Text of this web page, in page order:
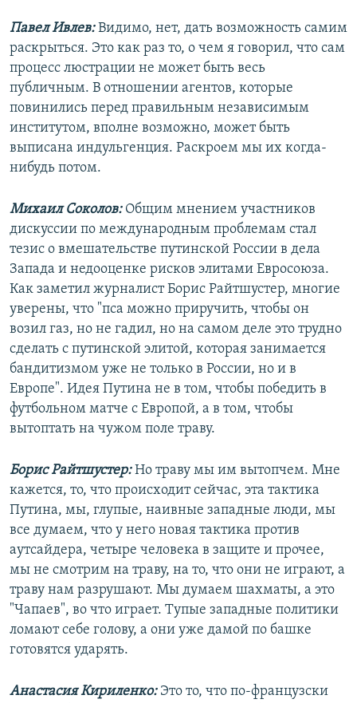
Павел Ивлев:Видимо, нет, дать возможность самим
раскрыться. Это как раз то, о чем я говорил, что сам
процесс люстрации не может быть весь
публичным. В отношении агентов, которые
повинились перед правильным независимым
институтом, вполне возможно, может быть
выписана индульгенция. Раскроем мы их когда-
нибудь потом.
Михаил Соколов:Общим мнением участников
дискуссии по международным проблемам стал
тезис о вмешательстве путинской России в дела
Запада и недооценке рисков элитами Евросоюза.
Как заметил журналист Борис Райтшустер, многие
уверены, что "пса можно приручить, чтобы он
возил газ, но не гадил, но на самом деле это трудно
сделать с путинской элитой, которая занимается
бандитизмом уже не только в России, но и в
Европе". Идея Путина не в том, чтобы победить в
футбольном матче с Европой, а в том, чтобы
вытоптать на чужом поле траву.
Борис Райтшустер:Но траву мы им вытопчем. Мне
кажется, то, что происходит сейчас, эта тактика
Путина, мы, глупые, наивные западные люди, мы
все думаем, что у него новая тактика против
аутсайдера, четыре человека в защите и прочее,
мы не смотрим на траву, на то, что они не играют, а
траву нам разрушают. Мы думаем шахматы, а это
"Чапаев", во что играет. Тупые западные политики
ломают себе голову, а они уже дамой по башке
готовятся ударять.
Анастасия Кириленко:Это то, что по-французски